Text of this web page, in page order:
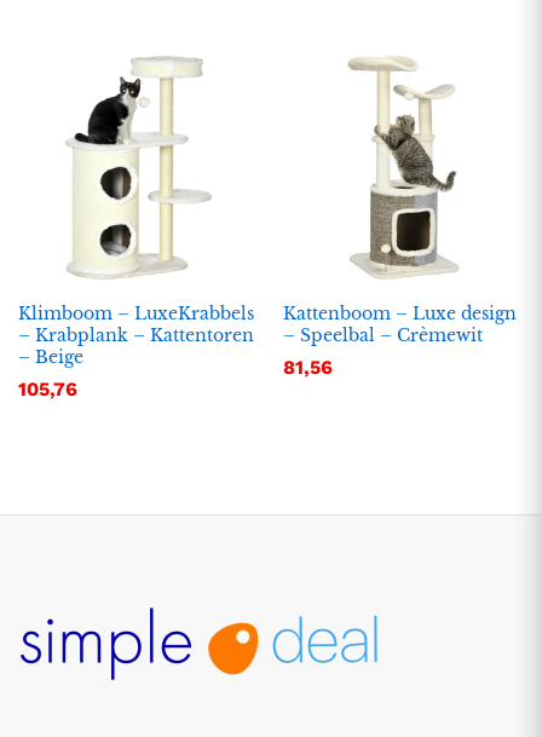
Klimboom – LuxeKrabbels
– Krabplank – Kattentoren
– Beige
105,76
Kattenboom – Luxe design
– Speelbal – Crèmewit
81,56